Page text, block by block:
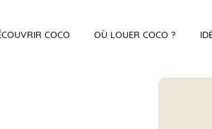
COCO OÙ LOUER COCO ?